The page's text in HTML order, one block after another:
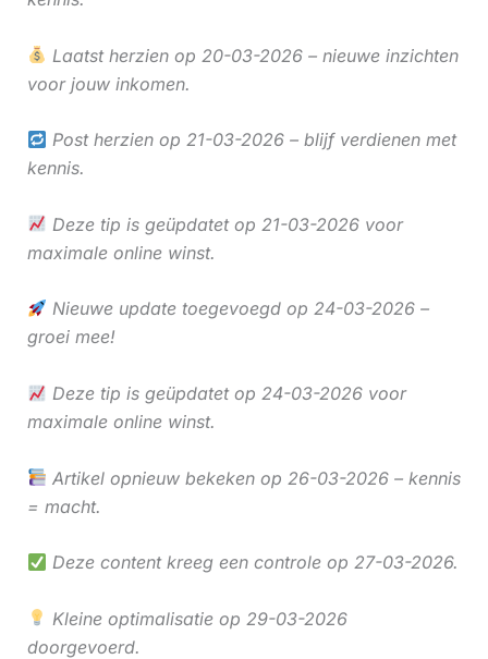
Laatst herzien op 20-03-2026 – nieuwe inzichten
voor jouw inkomen.
Post herzien op 21-03-2026 – blijf verdienen met
kennis.
Deze tip is geüpdatet op 21-03-2026 voor
maximale online winst.
Nieuwe update toegevoegd op 24-03-2026 –
groei mee!
Deze tip is geüpdatet op 24-03-2026 voor
maximale online winst.
Artikel opnieuw bekeken op 26-03-2026 – kennis
= macht.
Deze content kreeg een controle op 27-03-2026.
Kleine optimalisatie op 29-03-2026
doorgevoerd.